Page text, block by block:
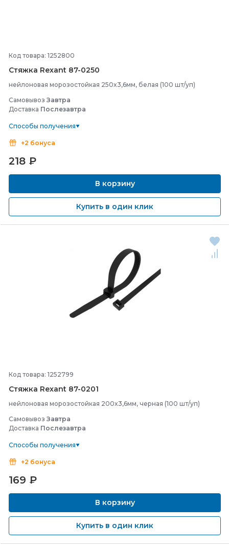
Код товара: 1252800
Стяжка Rexant 87-0250
нейлоновая морозостойкая 250x3,6мм, белая (100 шт/уп)
Самовывоз Завтра
Доставка Послезавтра
Способы получения
+2 бонуса
218 ₽
В корзину
Купить в один клик
Код товара: 1252799
Стяжка Rexant 87-0201
нейлоновая морозостойкая 200x3,6мм, черная (100 шт/уп)
Самовывоз Завтра
Доставка Послезавтра
Способы получения
+2 бонуса
169 ₽
В корзину
Купить в один клик